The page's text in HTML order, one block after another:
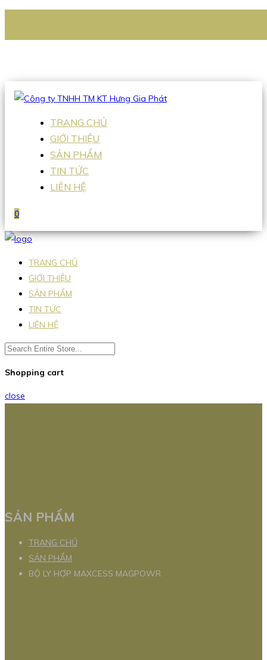
Hotline:0938 336 079
TRANG CHỦ
GIỚI THIỆU
SẢN PHẨM
TIN TỨC
LIÊN HỆ
0
TRANG CHỦ
GIỚI THIỆU
SẢN PHẨM
TIN TỨC
LIÊN HỆ
Shopping cart
close
SẢN PHẨM
TRANG CHỦ
SẢN PHẨM
BỘ LY HỢP MAXCESS MAGPOWR